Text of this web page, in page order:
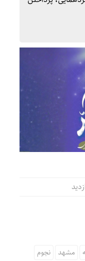
مشهد نجوم